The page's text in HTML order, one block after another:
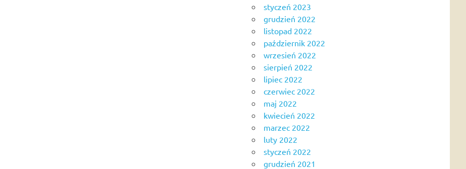
styczeń 2023
grudzień 2022
listopad 2022
październik 2022
wrzesień 2022
sierpień 2022
lipiec 2022
czerwiec 2022
maj 2022
kwiecień 2022
marzec 2022
luty 2022
styczeń 2022
grudzień 2021